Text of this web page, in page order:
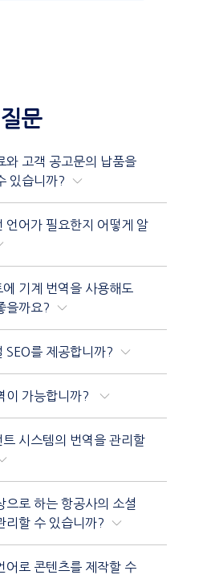
문
와 고객 공고문의 납품을
있습니까?
언어가 필요한지 어떻게 알
기계 번역을 사용해도
을까요?
SEO를 제공합니까?
이 가능합니까?
시스템의 번역을 관리할
으로 하는 항공사의 소셜
리할 수 있습니까?
어로 콘텐츠를 제작할 수